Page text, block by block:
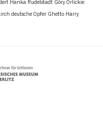
Hanka Rudelstadt Góry Orlickie
deutsche Opfer Ghetto Harry